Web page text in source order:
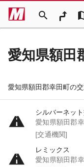
search
愛知県額田
愛知県額田郡幸田町の交
シルバーネッ
愛知県額田郡
[交通機関]
レミックス
愛知県額田郡